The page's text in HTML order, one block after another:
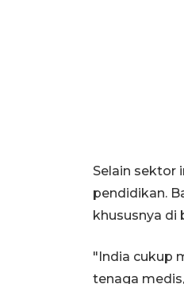
Selain sektor
pendidikan.
khususnya di
"India cukup
tenaga